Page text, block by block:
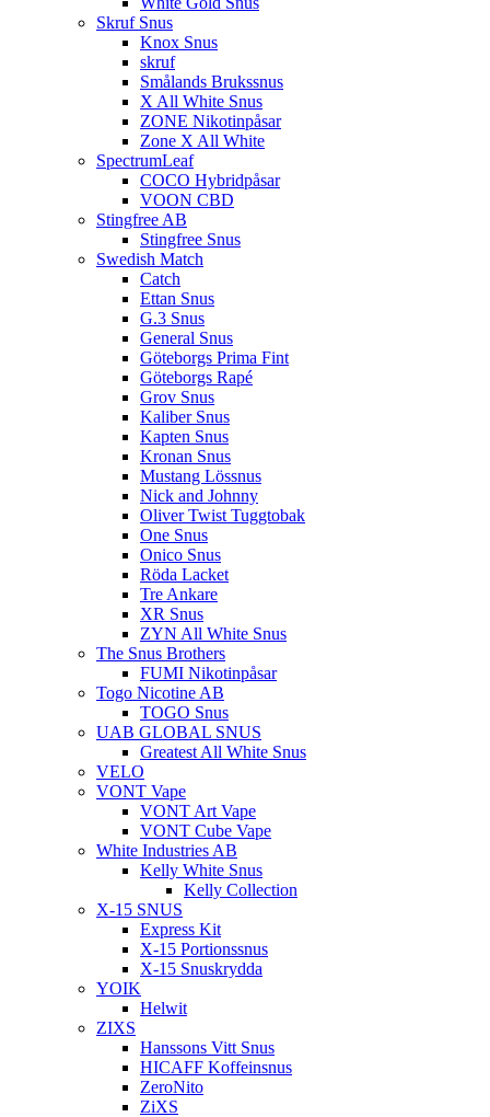
Skruf Snus
Knox Snus
skruf
Smålands Brukssnus
X All White Snus
ZONE Nikotinpåsar
Zone X All White
SpectrumLeaf
COCO Hybridpåsar
VOON CBD
Stingfree AB
Stingfree Snus
Swedish Match
Catch
Ettan Snus
G.3 Snus
General Snus
Göteborgs Prima Fint
Göteborgs Rapé
Grov Snus
Kaliber Snus
Kapten Snus
Kronan Snus
Mustang Lössnus
Nick and Johnny
Oliver Twist Tuggtobak
One Snus
Onico Snus
Röda Lacket
Tre Ankare
XR Snus
ZYN All White Snus
The Snus Brothers
FUMI Nikotinpåsar
Togo Nicotine AB
TOGO Snus
UAB GLOBAL SNUS
Greatest All White Snus
VELO
VONT Vape
VONT Art Vape
VONT Cube Vape
White Industries AB
Kelly White Snus
Kelly Collection
X-15 SNUS
Express Kit
X-15 Portionssnus
X-15 Snuskrydda
YOIK
Helwit
ZIXS
Hanssons Vitt Snus
HICAFF Koffeinsnus
ZeroNito
ZiXS